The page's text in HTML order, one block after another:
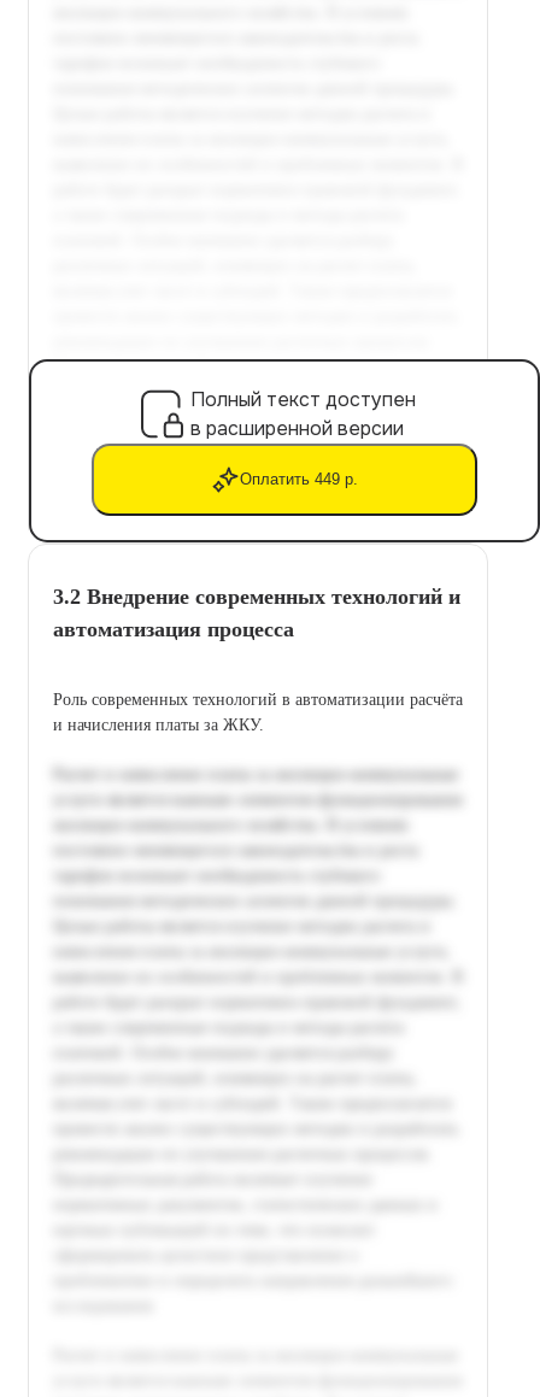
Полный текст доступен
в расширенной версии
Оплатить 449 р.
3.2 Внедрение современных технологий и
автоматизация процесса
Роль современных технологий в автоматизации расчёта
и начисления платы за ЖКУ.